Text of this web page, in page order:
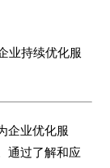
业持续优化服
企业优化服
通过了解和应